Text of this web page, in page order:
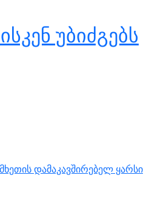
უბიძგებს
დამაკავშირებელ ყარსი